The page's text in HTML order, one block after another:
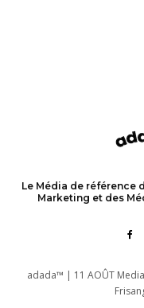
Le Média de référence
Marketing et des
adada™ | 11 AOÛT Media